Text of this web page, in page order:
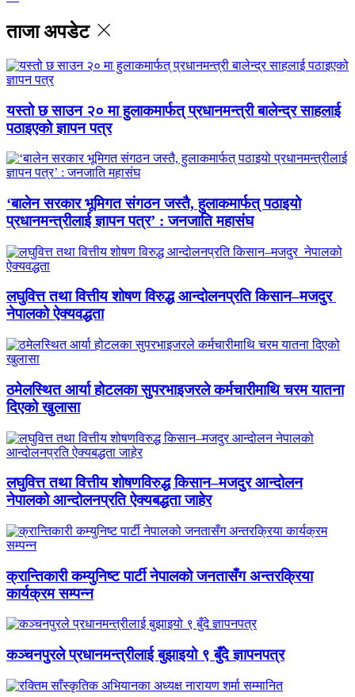
ताजा अपडेट
यस्तो छ साउन २० मा हुलाकमार्फत् प्रधानमन्त्री बालेन्द्र साहलाई
पठाइएको ज्ञापन पत्र
‘बालेन सरकार भूमिगत संगठन जस्तै, हुलाकमार्फत् पठाइयो
प्रधानमन्त्रीलाई ज्ञापन पत्र’ : जनजाति महासंघ
लघुवित्त तथा वित्तीय शोषण विरुद्ध आन्दोलनप्रति किसान–मजदुर
नेपालको ऐक्यवद्धता
ठमेलस्थित आर्या होटलका सुपरभाइजरले कर्मचारीमाथि चरम यातना
दिएको खुलासा
लघुवित्त तथा वित्तीय शोषणविरुद्ध किसान–मजदुर आन्दोलन
नेपालको आन्दोलनप्रति ऐक्यबद्धता जाहेर
क्रान्तिकारी कम्युनिष्ट पार्टी नेपालको जनतासँग अन्तरक्रिया
कार्यक्रम सम्पन्न
कञ्चनपुरले प्रधानमन्त्रीलाई बुझाइयो ९ बुँदे ज्ञापनपत्र